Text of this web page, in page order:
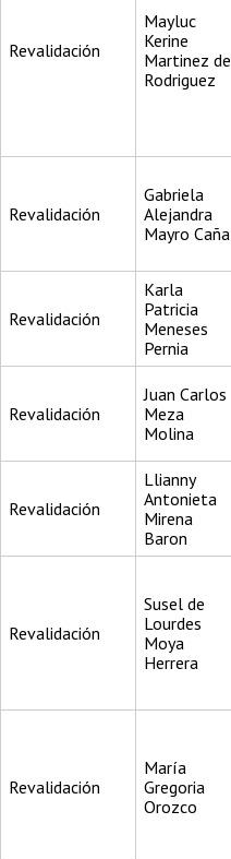
Revalidación
Mayluc
Kerine
Martinez de
Rodriguez
Revalidación
Gabriela
Alejandra
Mayro Caña
Revalidación
Karla
Patricia
Meneses
Pernia
Revalidación
Juan Carlos
Meza
Molina
Revalidación
Llianny
Antonieta
Mirena
Baron
Revalidación
Susel de
Lourdes
Moya
Herrera
Revalidación
María
Gregoria
Orozco